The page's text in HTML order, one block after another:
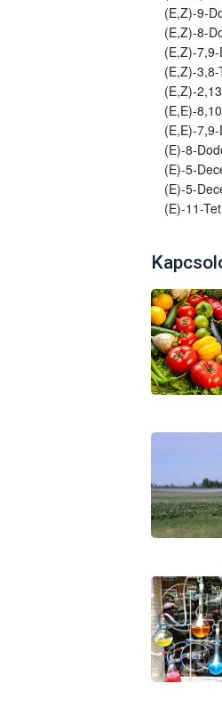
(E,Z)-9-
(E,Z)-8-
(E,Z)-
(E,Z)-
(E,Z)-
(E,E)-
(E,E)-
(E)-8-
(E)-5-
(E)-5-
(E)-11-